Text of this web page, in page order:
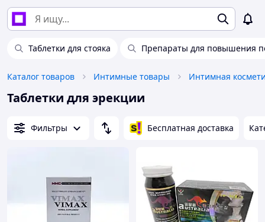
Таблетки для стояка Препараты для повышения
Каталог товаров Интимные товары Интимная
Таблетки для эрекции
Фильтры Бесплатная доставка